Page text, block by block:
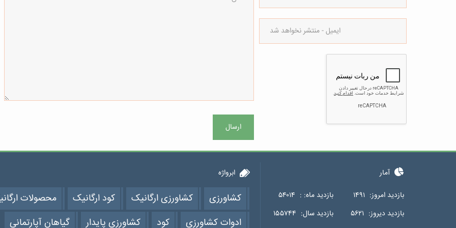
ارسال
ابرواژه
کشاورزی کشاورزی ارگانیک کود ارگانیک
محصولات
ادوات کشاورزی
کود کشاورزی پایدار گیاهان آپارتمانی
آمار
بازدید امروز: ۱۴۹۱ بازدید ماه: : ۵۴۰۱۴
بازدید دیروز: ۵۶۲۱ بازدید سال: ۱۵۵۷۴۴